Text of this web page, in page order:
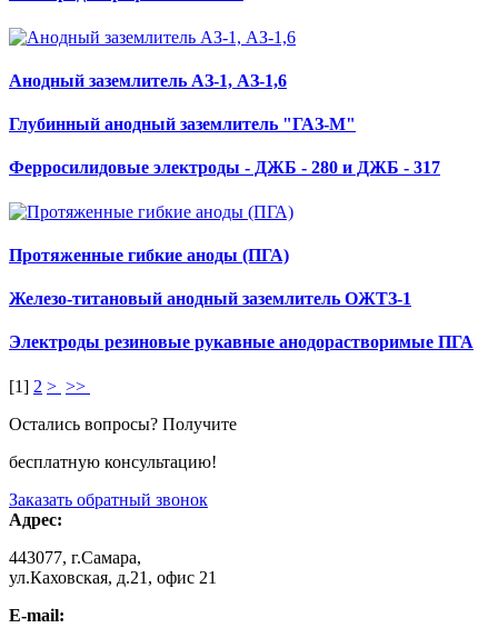
Анодный заземлитель АЗ-1, АЗ-1,6
Глубинный анодный заземлитель "ГАЗ-М"
Ферросилидовые электроды - ДЖБ - 280 и ДЖБ - 317
Протяженные гибкие аноды (ПГА)
Железо-титановый анодный заземлитель ОЖТЗ-1
Электроды резиновые рукавные анодорастворимые ПГА
[1] 2 > >>
Остались вопросы? Получите
бесплатную консультацию!
Заказать обратный звонок
Адрес:
443077, г.Самара,
ул.Каховская, д.21, офис 21
E-mail: